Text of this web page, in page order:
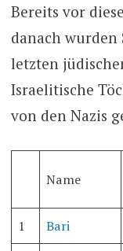
Bereits vor
danach
letzten
Israelitische
von den Nazis
Name
1 Bari